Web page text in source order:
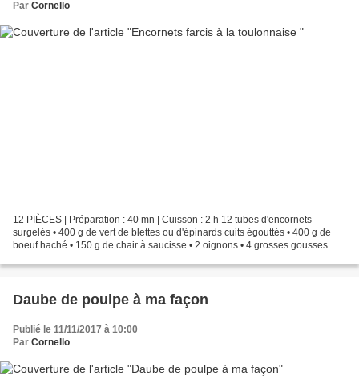
Par Cornello
12 PIÈCES | Préparation : 40 mn | Cuisson : 2 h 12 tubes d'encornets
surgelés • 400 g de vert de blettes ou d'épinards cuits égouttés • 400 g de
boeuf haché • 150 g de chair à saucisse • 2 oignons • 4 grosses gousses
Daube de poulpe à ma façon
Publié le 11/11/2017 à 10:00
Par Cornello